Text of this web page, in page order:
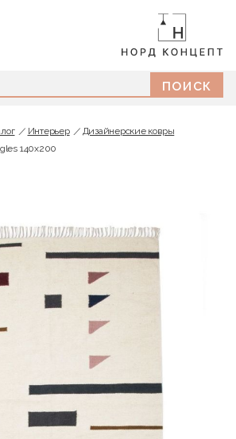
Интерьер
Дизайнерские ковры
140x200